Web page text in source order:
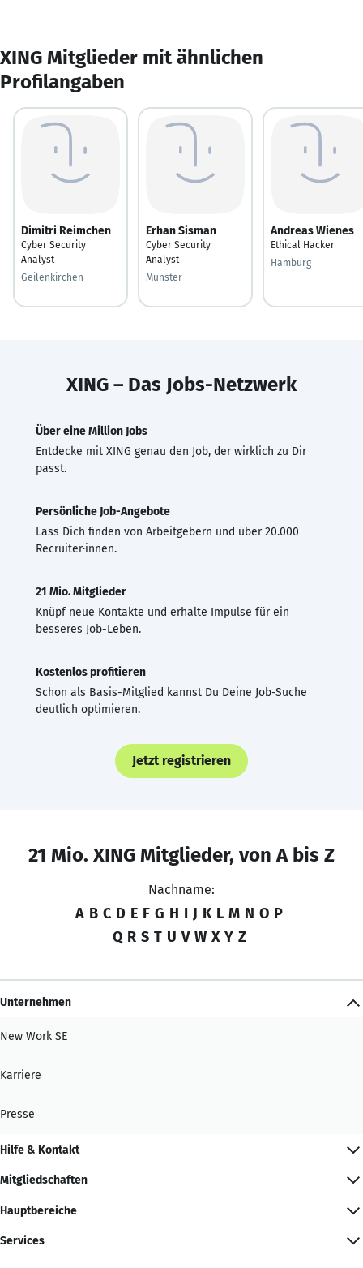
XING Mitglieder mit ähnlichen
Profilangaben
Dimitri Reimchen
Cyber Security
Analyst
Geilenkirchen
Erhan Sisman
Cyber Security
Analyst
Münster
Andreas Wienes
Ethical Hacker
Hamburg
XING – Das Jobs-Netzwerk
Über eine Million Jobs
Entdecke mit XING genau den Job, der wirklich zu Dir
passt.
Persönliche Job-Angebote
Lass Dich finden von Arbeitgebern und über 20.000
Recruiter·innen.
21 Mio. Mitglieder
Knüpf neue Kontakte und erhalte Impulse für ein
besseres Job-Leben.
Kostenlos profitieren
Schon als Basis-Mitglied kannst Du Deine Job-Suche
deutlich optimieren.
Jetzt registrieren
21 Mio. XING Mitglieder, von A bis Z
Nachname:
A B C D E F G H I J K L M N O P
Q R S T U V W X Y Z
Unternehmen
New Work SE
Karriere
Presse
Hilfe & Kontakt
Mitgliedschaften
Hauptbereiche
Services